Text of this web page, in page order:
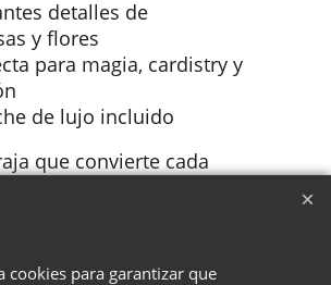
detalles de
y flores
para magia, cardistry y
de lujo incluido
que convierte cada
cookies para garantizar que